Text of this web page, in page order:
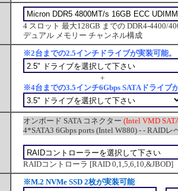
4 スロット 最大128GB までの DDR4-4400/
デュアル メモリー チャンネル構成
※2台までの2.5インチドライブが実装可能。
+
※4台までの3.5インチ6Gbps SATAドライブ
オンボード SATA コネクター (Intel VMD
4*SATA3 6Gbps ports (Intel W880) - - RAIDレ
RAIDコントローラ [RAID 0,1,5,6,10,&JBOD]
※M.2 NVMe SSD 2枚が実装可能